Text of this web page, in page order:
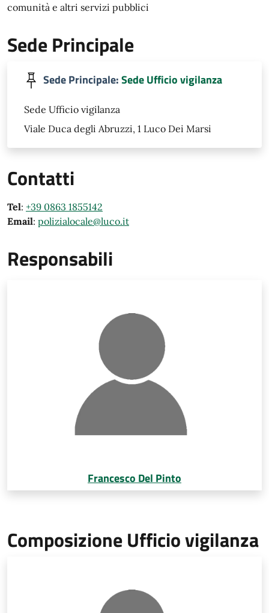
comunità e altri servizi pubblici
Sede Principale
Sede Principale:Sede Ufficio vigilanza
Sede Ufficio vigilanza
Viale Duca degli Abruzzi, 1 Luco Dei Marsi
Contatti
Tel: +39 0863 1855142
Email: polizialocale@luco.it
Responsabili
Francesco Del Pinto
Composizione Ufficio vigilanza